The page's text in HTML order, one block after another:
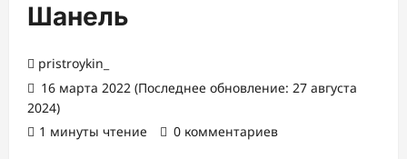
Шанель
pristroykin_
16 марта 2022 (Последнее обновление: 27 августа
2024)
1 минуты чтение
0 комментариев